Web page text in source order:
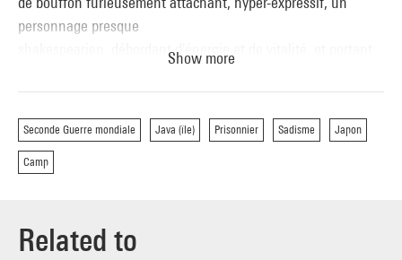
personnage presque
shakespearien, débordant d'énergie et de vitalité, et portant
la conscience du dérisoire et du tragique mêlés. » T. Jousse, «
Kitano, le
maître-fou », Trafic, n° 25, printemps 1998.
Show more
Seconde Guerre mondiale Java (île) Prisonnier Sadisme Japon
Camp
Related to